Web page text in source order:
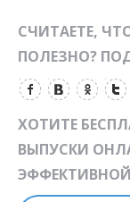
СЧИТАЕТЕ,
ПОЛЕЗНО?
ХОТИТЕ
ВЫПУСКИ